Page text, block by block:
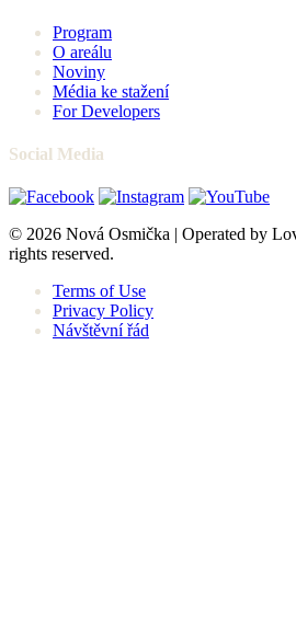
Program
O areálu
Noviny
Média ke stažení
For Developers
Social Media
© 2026 Nová Osmička | Operated by
rights reserved.
Terms of Use
Privacy Policy
Návštěvní řád